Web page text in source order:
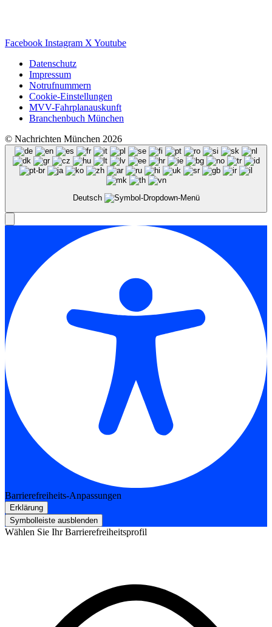
Facebook Instagram X Youtube
Datenschutz
Impressum
Notrufnummern
Cookie-Einstellungen
MVV-Fahrplanauskunft
Branchenbuch München
© Nachrichten München 2026
Deutsch
Barrierefreiheits-Anpassungen
Erklärung
Symbolleiste ausblenden
Wählen Sie Ihr Barrierefreiheitsprofil